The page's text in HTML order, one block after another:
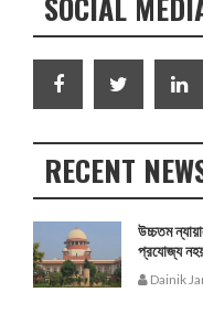
RECENT
উচ্চতম
প্রযোজ্য
Dainik